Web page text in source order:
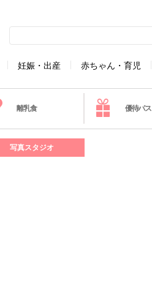
妊娠・出産 赤ちゃん・育児
離乳食 優待パス
写真スタジオ